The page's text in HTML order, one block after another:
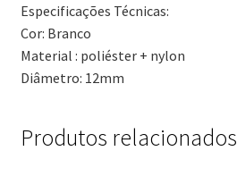
Especificações Técnicas:
Cor: Branco
Material : poliéster + nylon
Diâmetro: 12mm
Produtos relacionados